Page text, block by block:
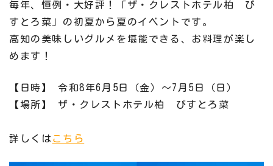
毎年、恒例・大好評！「ザ・クレストホテル柏 び
すとろ菜」の初夏から夏のイベントです。
高知の美味しいグルメを堪能できる、お料理が楽し
めます！
【日時】 令和8年6月5日（金）～7月5日（日）
【場所】 ザ・クレストホテル柏 びすとろ菜
詳しくは こちら